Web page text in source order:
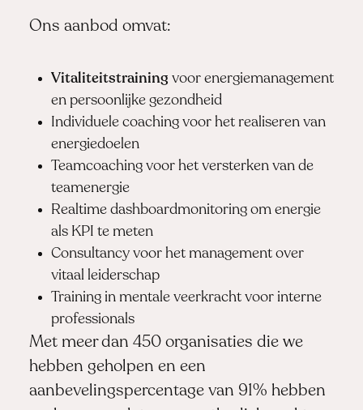
Ons aanbod omvat:
Vitaliteitstraining voor energiemanagement
en persoonlijke gezondheid
Individuele coaching voor het realiseren van
energiedoelen
Teamcoaching voor het versterken van de
teamenergie
Realtime dashboardmonitoring om energie
als KPI te meten
Consultancy voor het management over
vitaal leiderschap
Training in mentale veerkracht voor interne
professionals
Met meer dan 450 organisaties die we
hebben geholpen en een
aanbevelingspercentage van 91% hebben